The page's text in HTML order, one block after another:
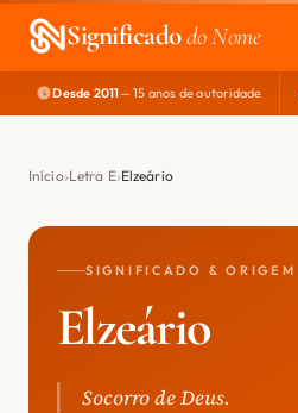
Significadodo Nome
EXPLORAR
NOME PERFEITO
Desde 2011— 15 anos de autoridade
Início Letra E Elzeário
SIGNIFICADO & ORIGEM
Elzeário
Socorro de Deus.